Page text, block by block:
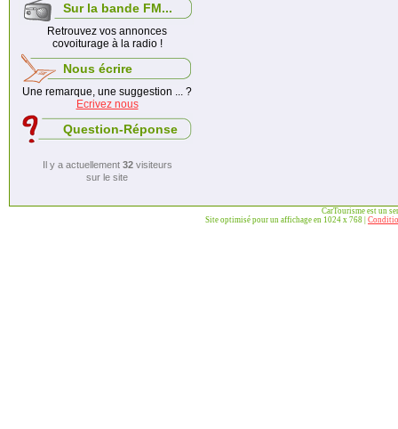
Sur la bande FM...
Retrouvez vos annonces
covoiturage à la radio !
Nous écrire
Une remarque, une suggestion ... ?
Ecrivez nous
Question-Réponse
Il y a actuellement 32visiteurs
sur le site
CarTourisme est un
Site optimisé pour un affichage en 1024 x 768 |